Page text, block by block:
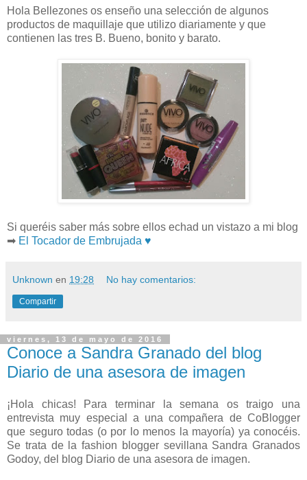
Hola Bellezones os enseño una selección de algunos
productos de maquillaje que utilizo diariamente y que
contienen las tres B. Bueno, bonito y barato.
Si queréis saber más sobre ellos echad un vistazo a mi blog
➡ El Tocador de Embrujada ♥
Unknown en 19:28 No hay comentarios:
Compartir
viernes, 13 de mayo de 2016
Conoce a Sandra Granado del blog
Diario de una asesora de imagen
¡Hola chicas! Para terminar la semana os traigo una
entrevista muy especial a una compañera de CoBlogger
que seguro todas (o por lo menos la mayoría) ya conocéis.
Se trata de la fashion blogger sevillana Sandra Granados
Godoy, del blog Diario de una asesora de imagen.